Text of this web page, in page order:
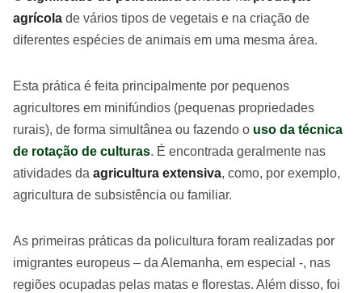
agrícola de vários tipos de vegetais e na criação de
diferentes espécies de animais em uma mesma área.
Esta prática é feita principalmente por pequenos
agricultores em minifúndios (pequenas propriedades
rurais), de forma simultânea ou fazendo o uso da técnica
de rotação de culturas. É encontrada geralmente nas
atividades da agricultura extensiva, como, por exemplo,
agricultura de subsistência ou familiar.
As primeiras práticas da policultura foram realizadas por
imigrantes europeus – da Alemanha, em especial -, nas
regiões ocupadas pelas matas e florestas. Além disso, foi